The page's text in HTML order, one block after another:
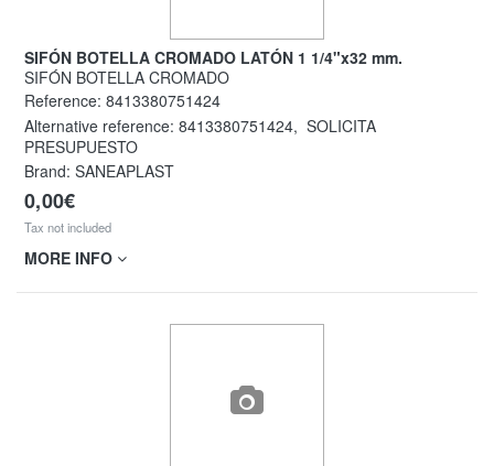
SIFÓN BOTELLA CROMADO LATÓN 1 1/4"x32 mm.
SIFÓN BOTELLA CROMADO
Reference: 8413380751424
Alternative reference: 8413380751424, SOLICITA
PRESUPUESTO
Brand: SANEAPLAST
0,00€
Tax not included
MORE INFO